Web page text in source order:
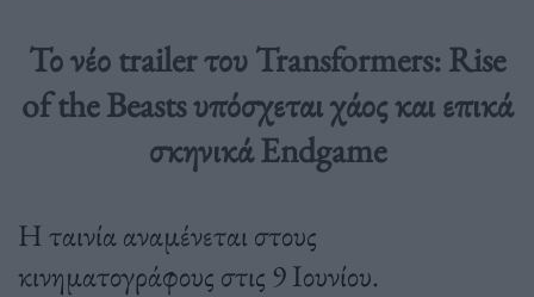
Το νέο trailer του Transformers: Rise
of the Beasts υπόσχεται χάος και επικά
σκηνικά Endgame
Η ταινία αναμένεται στους
κινηματογράφους στις 9 Ιουνίου.